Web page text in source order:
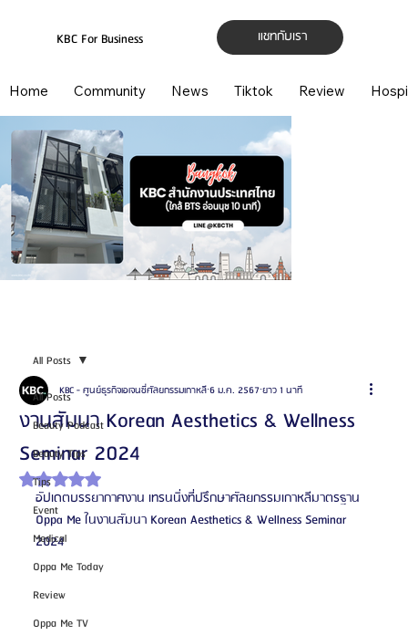
แชทกับเรา
KBC For Business
Home Community News Tiktok Review
All Posts
Beauty Podcast
Beauty Tips
Tips
Event
Medical
Oppa Me Today
Review
Oppa Me TV
All Posts
งานสัมนา Korean Aesthetics & Wellness
Seminar 2024
KBC - ศูนย์ธุรกิจเอเจนซี่ศัลยกรรมเกาหลี6 ม.ค. 2567 ยาว 1 นาที
ได้รับ NaN เต็ม 5 ดาว
อัปเดตบรรยากาศงาน เทรนนิ่งที่ปรึกษาศัลยกรรมเกาหลีมาตรฐาน
Oppa Me ในงานสัมนา Korean Aesthetics & Wellness Seminar
2024